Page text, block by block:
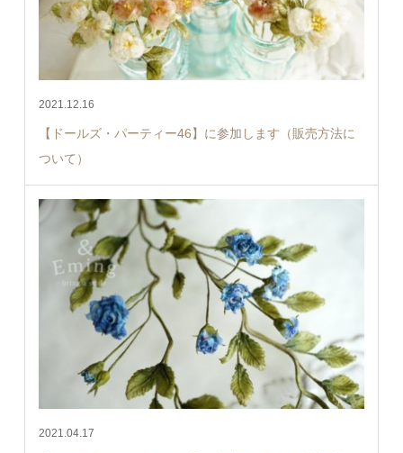
2021.12.16
【ドールズ・パーティー46】に参加します（販売方法に
ついて）
2021.04.17